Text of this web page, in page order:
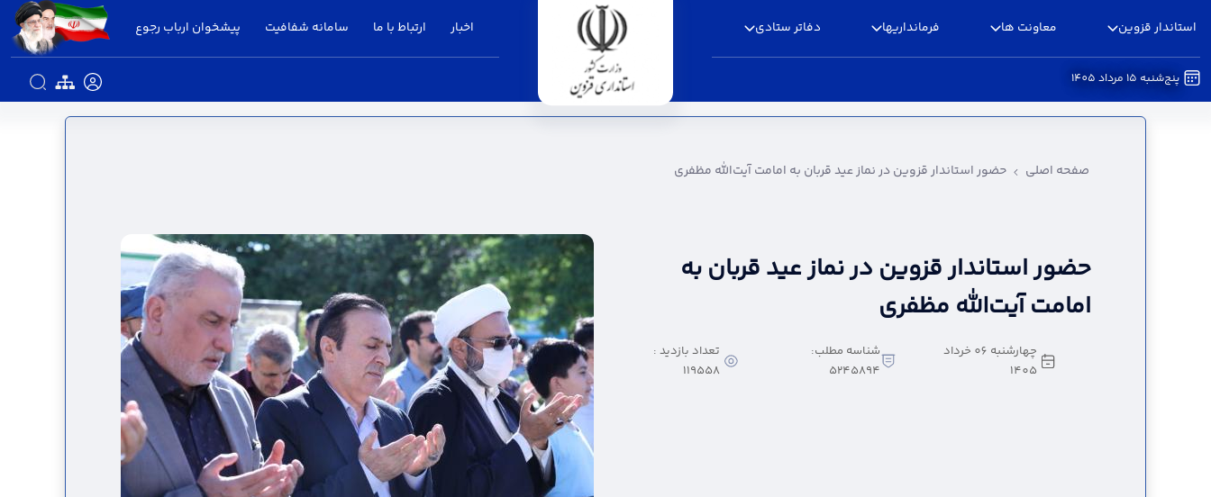
استاندار قزوین معاونت ها فرمانداریها دفاتر ستادی اخبار ارتباط با ما سامانه شفافیت پیشخوان ارباب رجوع
پنج‌شنبه 15 مرداد 1405
حضور استاندار قزوین در نماز عید قربان به امامت آیت‌الله مظفری - استانداری قزوین
صفحه اصلی حضور استاندار قزوین در نماز عید قربان به امامت آیت‌الله مظفری
حضور استاندار قزوین در نماز عید قربان به
امامت آیت‌الله مظفری
چهارشنبه 06 خرداد
1405
شناسه مطلب:
5245894
تعداد بازدید :
119558